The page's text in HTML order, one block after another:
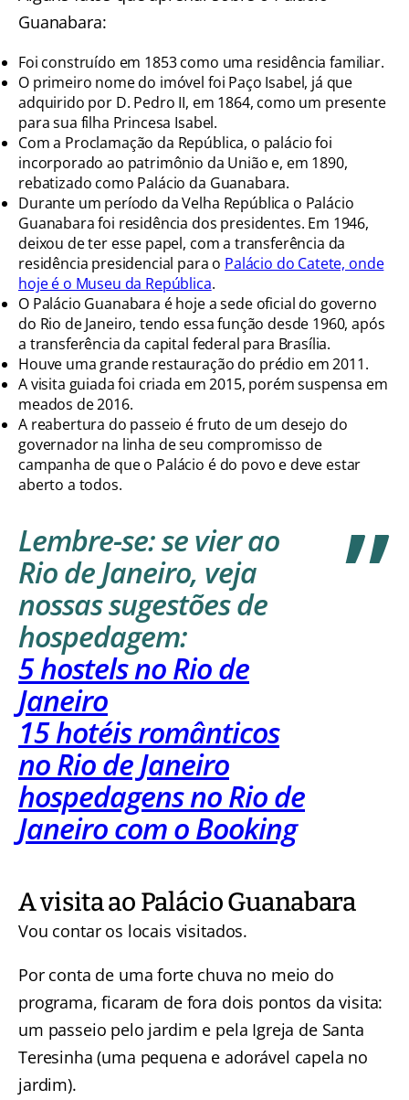
Guanabara:
Foi construído em 1853 como uma residência familiar.
O primeiro nome do imóvel foi Paço Isabel, já que
adquirido por D. Pedro II, em 1864, como um presente
para sua filha Princesa Isabel.
Com a Proclamação da República, o palácio foi
incorporado ao patrimônio da União e, em 1890,
rebatizado como Palácio da Guanabara.
Durante um período da Velha República o Palácio
Guanabara foi residência dos presidentes. Em 1946,
deixou de ter esse papel, com a transferência da
residência presidencial para o Palácio do Catete, onde
hoje é o Museu da República.
O Palácio Guanabara é hoje a sede oficial do governo
do Rio de Janeiro, tendo essa função desde 1960, após
a transferência da capital federal para Brasília.
Houve uma grande restauração do prédio em 2011.
A visita guiada foi criada em 2015, porém suspensa em
meados de 2016.
A reabertura do passeio é fruto de um desejo do
governador na linha de seu compromisso de
campanha de que o Palácio é do povo e deve estar
aberto a todos.
Lembre-se: se vier ao
Rio de Janeiro, veja
nossas sugestões de
hospedagem:
5 hostels no Rio de
Janeiro
15 hotéis românticos
no Rio de Janeiro
hospedagens no Rio de
Janeiro com o Booking
A visita ao Palácio Guanabara
Vou contar os locais visitados.
Por conta de uma forte chuva no meio do
programa, ficaram de fora dois pontos da visita:
um passeio pelo jardim e pela Igreja de Santa
Teresinha (uma pequena e adorável capela no
jardim).